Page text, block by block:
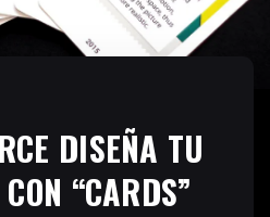
DISEÑA TU
“CARDS”